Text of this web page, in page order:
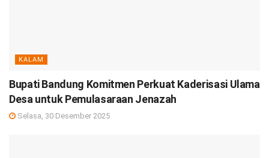
KALAM
Bupati Bandung Komitmen Perkuat Kaderisasi Ulama
Desa untuk Pemulasaraan Jenazah
Selasa, 30 Desember 2025